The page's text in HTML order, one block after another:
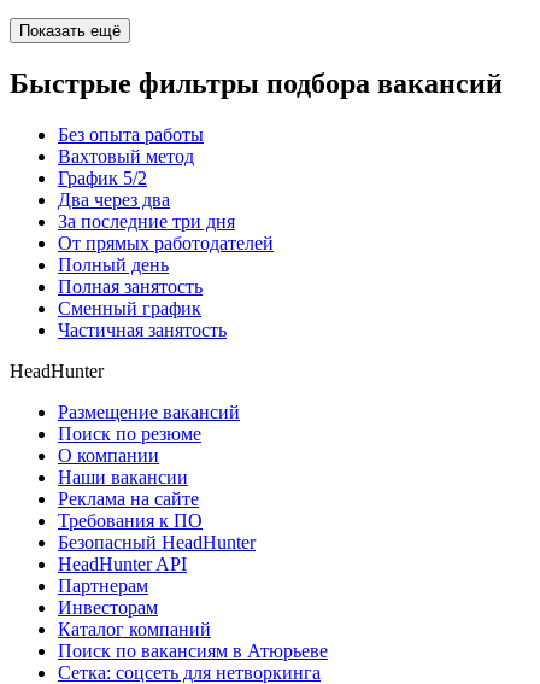
Показать ещё
Быстрые фильтры подбора вакансий
Без опыта работы
Вахтовый метод
График 5/2
Два через два
За последние три дня
От прямых работодателей
Полный день
Полная занятость
Сменный график
Частичная занятость
HeadHunter
Размещение вакансий
Поиск по резюме
О компании
Наши вакансии
Реклама на сайте
Требования к ПО
Безопасный HeadHunter
HeadHunter API
Партнерам
Инвесторам
Каталог компаний
Поиск по вакансиям в Атюрьеве
Сетка: соцсеть для нетворкинга